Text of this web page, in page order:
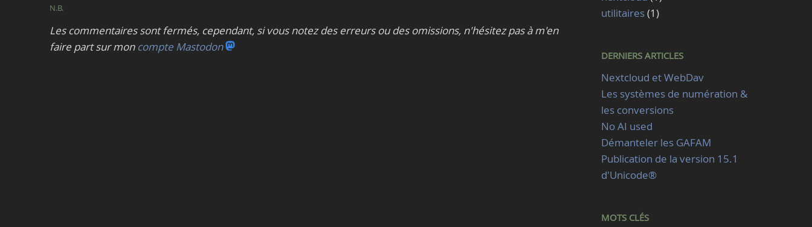
N.B.
Les commentaires sont fermés, cependant, si vous notez des erreurs ou des omissions, n'hésitez pas à m'en
faire part sur mon compte Mastodon
utilitaires(1)
DERNIERS ARTICLES
Nextcloud et WebDav
Les systèmes de numération &
les conversions
No AI used
Démanteler les GAFAM
Publication de la version 15.1
d'Unicode®
MOTS CLÉS